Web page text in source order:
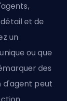
et de
un
ou que
des
d'agent peut